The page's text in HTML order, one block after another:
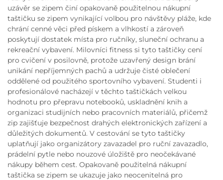
uzávěr se zipem činí opakovaně použitelnou nákupní
taštičku se zipem vynikající volbou pro návštěvy pláže, kde
chrání cenné věci před pískem a vlhkostí a zároveň
poskytují dostatek místa pro ručníky, sluneční ochranu a
rekreační vybavení. Milovníci fitness si tyto taštičky cení
pro cvičení v posilovně, protože uzavřený design brání
unikání nepříjemných pachů a udržuje čisté oblečení
oddělené od použitého sportovního vybavení. Studenti i
profesionálové nacházejí v těchto taštičkách velkou
hodnotu pro přepravu notebooků, uskladnění knih a
organizaci studijních nebo pracovních materiálů, přičemž
zip zajišťuje bezpečnost drahých elektronických zařízení a
důležitých dokumentů. V cestování se tyto taštičky
uplatňují jako organizátory zavazadel pro ruční zavazadlo,
prádelní pytle nebo nouzové úložiště pro neočekávané
nákupy během cest. Opakovaně použitelná nákupní
taštička se zipem se ukazuje jako neocenitelná pro